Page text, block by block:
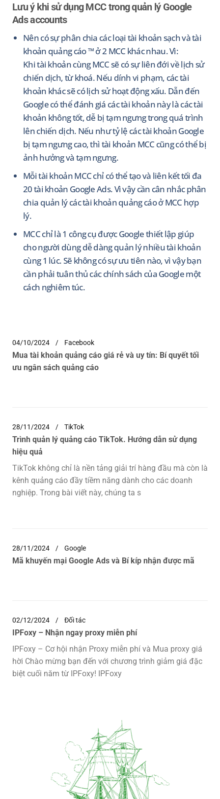
Lưu ý khi sử dụng MCC trong quản lý Google
Ads accounts
Nên có sự phân chia các loại tài khoản sạch và tài
khoản quảng cáo ™ ở 2 MCC khác nhau. Vì:
Khi tài khoản cùng MCC sẽ có sự liên đới về lịch sử
chiến dịch, từ khoá. Nếu dính vi phạm, các tài
khoản khác sẽ có lịch sử hoạt động xấu. Dẫn đến
Google có thể đánh giá các tài khoản này là các tài
khoản không tốt, dễ bị tạm ngưng trong quá trình
lên chiến dịch. Nếu như tỷ lệ các tài khoản Google
bị tạm ngưng cao, thì tài khoản MCC cũng có thể bị
ảnh hưởng và tạm ngưng.
Mỗi tài khoản MCC chỉ có thể tạo và liên kết tối đa
20 tài khoản Google Ads. Vì vậy cần cân nhắc phân
chia quản lý các tài khoản quảng cáo ở MCC hợp
lý.
MCC chỉ là 1 công cụ được Google thiết lập giúp
cho người dùng dễ dàng quản lý nhiều tài khoản
cùng 1 lúc. Sẽ không có sự ưu tiên nào, vì vậy bạn
cần phải tuân thủ các chính sách của Google một
cách nghiêm túc.
04/10/2024 Facebook
Mua tài khoản quảng cáo giá rẻ và uy tín: Bí quyết tối
ưu ngân sách quảng cáo
28/11/2024 TikTok
Trình quản lý quảng cáo TikTok. Hướng dẫn sử dụng
hiệu quả
TikTok không chỉ là nền tảng giải trí hàng đầu mà còn là
kênh quảng cáo đầy tiềm năng dành cho các doanh
nghiệp. Trong bài viết này, chúng ta s
28/11/2024 Google
Mã khuyến mại Google Ads và Bí kíp nhận được mã
02/12/2024 Đối tác
IPFoxy – Nhận ngay proxy miễn phí
IPFoxy – Cơ hội nhận Proxy miễn phí và Mua proxy giá
hời Chào mừng bạn đến với chương trình giảm giá đặc
biệt cuối năm từ IPFoxy! IPFoxy